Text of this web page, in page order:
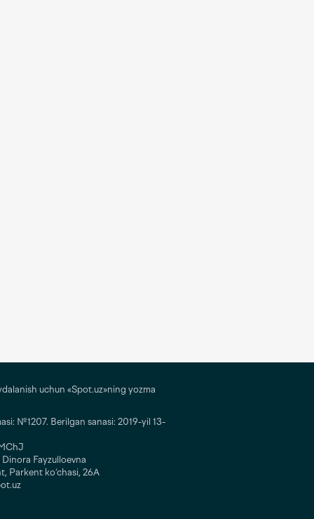
uchun «Spot.uz»ning yozma
№1207. Berilgan sanasi: 2019-yil 13-
Fayzulloevna
Parkent ko‘chasi, 26A